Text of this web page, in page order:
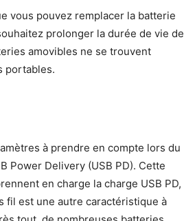
vous pouvez remplacer la batterie
prolonger la durée de vie de
amovibles ne se trouvent
portables.
à prendre en compte lors du
Power Delivery (USB PD). Cette
en charge la charge USB PD,
fil est une autre caractéristique à